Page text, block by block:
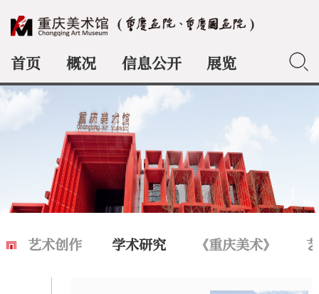
首页 概况 信息公开 展览 典藏
艺术创作 学术研究 《重庆美术》